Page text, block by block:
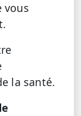
vous
la santé.